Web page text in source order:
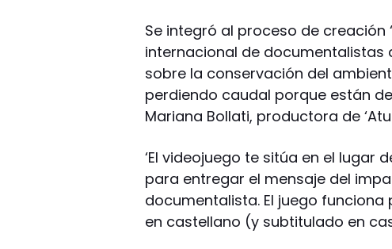
Se integró al proceso de creación
internacional de documentalistas
sobre la conservación del
perdiendo caudal porque están
Mariana Bollati, productora de
‘El videojuego te sitúa en el lugar
para entregar el mensaje del
documentalista. El juego
en castellano (y subtitulado en